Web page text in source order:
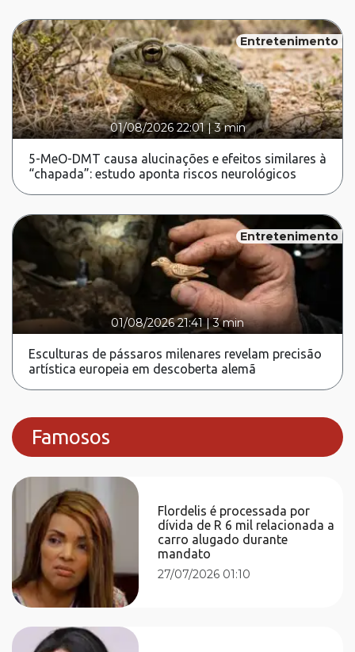
Entretenimento
01/08/2026 22:01|3 min
5-MeO-DMT causa alucinações e efeitos similares à
“chapada”: estudo aponta riscos neurológicos
Entretenimento
01/08/2026 21:41 |3 min
Esculturas de pássaros milenares revelam precisão
artística europeia em descoberta alemã
Famosos
Flordelis é processada por
dívida de R 6 mil relacionada a
carro alugado durante
mandato
27/07/2026 01:10